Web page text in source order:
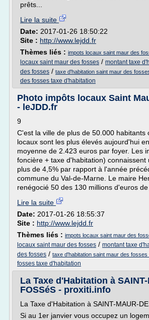
prêts...
Lire la suite
Date: 2017-01-26 18:50:22
Site : http://www.lejdd.fr
Thèmes liés : impots locaux saint maur des
locaux saint maur des fosses / montant taxe
des fosses / taxe d'habitation saint maur des
des fosses taxe d'habitation
Photo impôts locaux Saint
- leJDD.fr
9
C'est la ville de plus de 50.000 habitants
locaux sont les plus élevés aujourd'hui
moyenne de 2.423 euros par foyer. Les
foncière + taxe d'habitation) connaissent
plus de 4,5% par rapport à l'année
commune du Val-de-Marne. Le maire
renégocié 50 des 130 millions d'euros de
Lire la suite
Date: 2017-01-26 18:55:37
Site : http://www.lejdd.fr
Thèmes liés : impots locaux saint maur des
locaux saint maur des fosses / montant taxe
des fosses / taxe d'habitation saint maur des fosses
fosses taxe d'habitation
La Taxe d'Habitation à
FOSSéS - proxiti.info
La Taxe d'Habitation à SAINT-MAUR-
Si au 1er janvier vous occupez un